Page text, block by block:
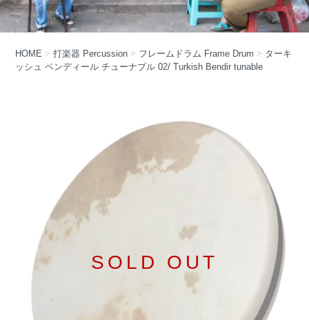
HOME >打楽器 Percussion > フレームドラム Frame Drum > ターキ
ッシュ ベンディール チューナブル 02/ Turkish Bendir tunable
SOLD OUT